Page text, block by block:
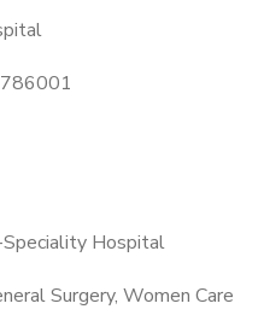
786001
Hospital
Surgery, Women Care